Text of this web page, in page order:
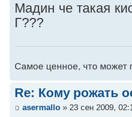
Мадин че такая
Г???
Самое ценное, что может
Re: Кому рожать
asermallo » 23 сен 2009,